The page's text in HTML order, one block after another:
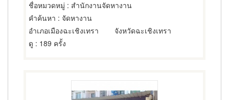
ชื่อหมวดหมู่ : สำนักงานจัดหางาน
คำค้นหา : จัดหางาน
อำเภอเมืองฉะเชิงเทรา
จังหวัดฉะเชิงเทรา
ดู : 189 ครั้ง